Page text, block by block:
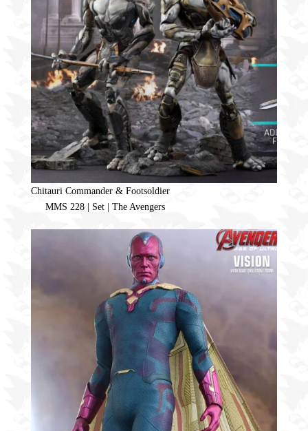
Chitauri Commander & Footsoldier
MMS 228 | Set | The Avengers